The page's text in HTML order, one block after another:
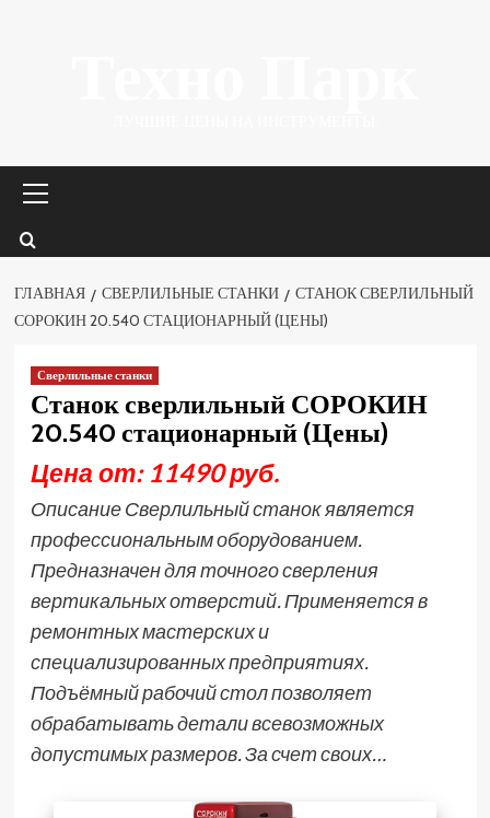
меню
ГЛАВНАЯ СВЕРЛИЛЬНЫЕ СТАНКИ
СТАНОК СВЕРЛИЛЬНЫЙ
СОРОКИН 20.540 СТАЦИОНАРНЫЙ (ЦЕНЫ)
Сверлильные станки
Станок сверлильный СОРОКИН
20.540 стационарный (Цены)
Цена от: 11490 руб.
Описание Сверлильный станок является
профессиональным оборудованием.
Предназначен для точного сверления
вертикальных отверстий. Применяется в
ремонтных мастерских и
специализированных предприятиях.
Подъёмный рабочий стол позволяет
обрабатывать детали всевозможных
допустимых размеров. За счет своих…